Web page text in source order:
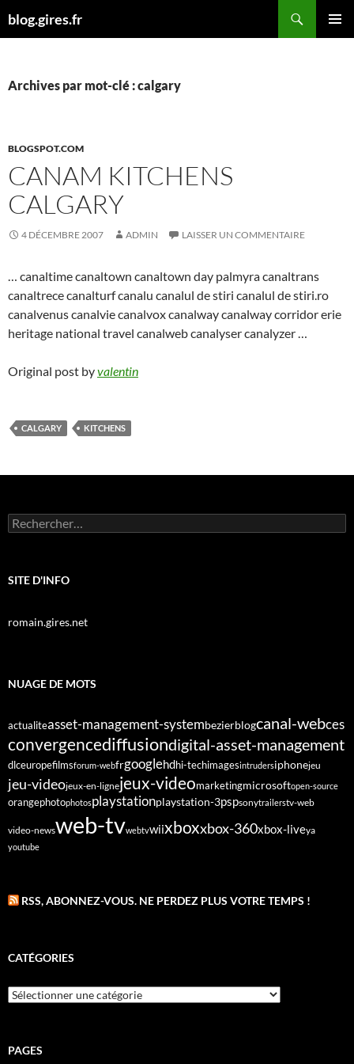
aublog.gires.fr
Archives par mot-clé : calgary
BLOGSPOT.COM
CANAM KITCHENS
CALGARY
4 DÉCEMBRE 2007 ADMIN LAISSER UN COMMENTAIRE
… canaltime canaltown canaltown day palmyra canaltrans
canaltrece canalturf canalu canalul de stiri canalul de stiri.ro
canalvenus canalvie canalvox canalway canalway corridor erie
heritage national travel canalweb canalyser canalyzer …
Original post byvalentin
CALGARY KITCHENS
Rechercher :
SITE D'INFO
romain.gires.net
NUAGE DE MOTS
actualiteasset-management-systembezierblogcanal-webces
convergencediffusiondigital-asset-management
dlceuropefilmsforum-webfrgooglehdhi-techimagesintrudersiphonejeu
jeu-videojeux-en-lignejeux-videomarketingmicrosoftopen-source
orangephotophotosplaystationplaystation-3pspsonytrailerstv-web
video-newsweb-tvwebtvwiixboxxbox-360xbox-liveya
youtube
RSS, ABONNEZ-VOUS. NE PERDEZ PLUS VOTRE TEMPS !
CATÉGORIES
Catégories
PAGES